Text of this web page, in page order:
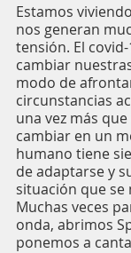
Estamos
nos generan
tensión. El
cambiar
modo de
circunstancias
una vez más
cambiar en un
humano tiene
de adaptarse y
situación que se
Muchas veces
onda, abrimos
ponemos a